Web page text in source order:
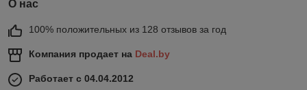
О нас
100% положительных из 128 отзывов за год
Компания продает на Deal.by
Работает с 04.04.2012